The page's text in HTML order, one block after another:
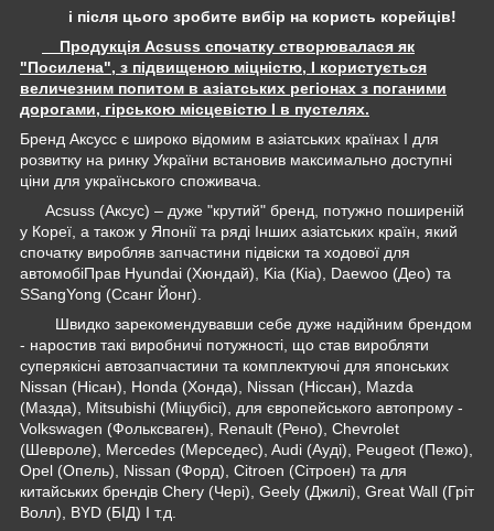
і після цього зробите вибір на користь корейців!
Продукція Acsuss спочатку створювалася як
"Посилена", з підвищеною міцністю, І користується
величезним попитом в азіатських регіонах з поганими
дорогами, гірською місцевістю І в пустелях.
Бренд Аксусс є широко відомим в азіатських країнах І для
розвитку на ринку України встановив максимально доступні
ціни для українського споживача.
Acsuss (Аксус) – дуже "крутий" бренд, потужно поширеній
у Кореї, а також у Японії та ряді Інших азіатських країн, який
спочатку виробляв запчастини підвіски та ходової для
автомобіПрав Hyundai (Хюндай), Kia (Кіа), Daewoo (Део) та
SSangYong (Ссанг Йонг).
Швидко зарекомендувавши себе дуже надійним брендом
- наростив такі виробничі потужності, що став виробляти
суперякісні автозапчастини та комплектуючі для японських
Nissan (Нісан), Honda (Хонда), Nissan (Ніссан), Mazda
(Мазда), Mitsubishi (Міцубісі), для європейського автопрому -
Volkswagen (Фольксваген), Renault (Рено), Chevrolet
(Шевроле), Mercedes (Мерседес), Audi (Ауді), Peugeot (Пежо),
Opel (Опель), Nissan (Форд), Citroen (Сітроен) та для
китайських брендів Chery (Чері), Geely (Джилі), Great Wall (Гріт
Волл), BYD (БІД) І т.д.